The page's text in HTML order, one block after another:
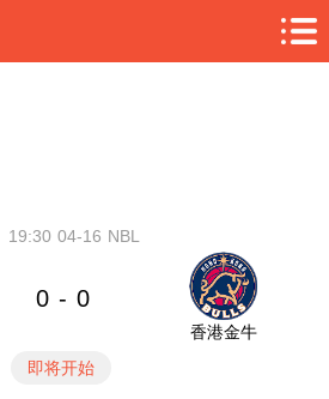
04-16
19:30 NBL
0 - 0
香港金牛
即将开始